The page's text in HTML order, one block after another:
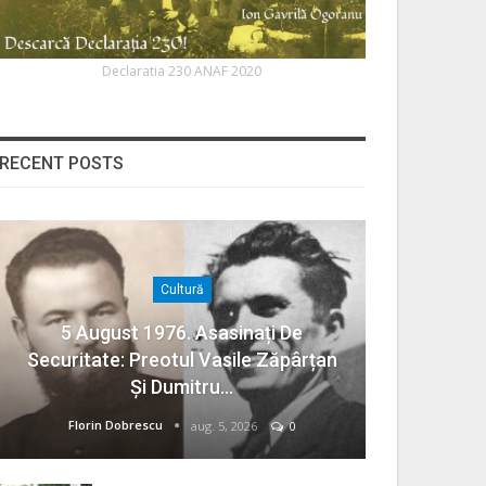
Declaratia 230 ANAF 2020
POSTS
Cultură
5 August 1976. Asasinați De
Securitate: Preotul Vasile Zăpârțan
Și Dumitru…
Florin Dobrescu aug. 5, 2026 0